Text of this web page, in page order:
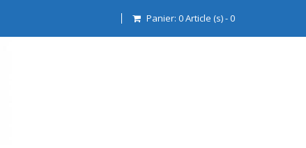
Panier: 0Article (s)-0